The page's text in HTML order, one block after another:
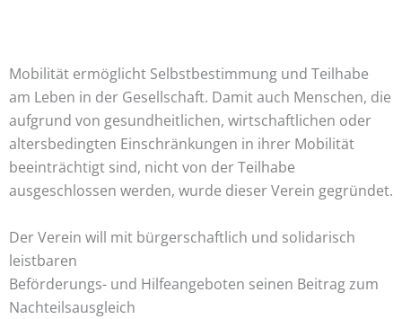
Mobilität ermöglicht Selbstbestimmung und Teilhabe
am Leben in der Gesellschaft. Damit auch Menschen, die
aufgrund von gesundheitlichen, wirtschaftlichen oder
altersbedingten Einschränkungen in ihrer Mobilität
beeinträchtigt sind, nicht von der Teilhabe
ausgeschlossen werden, wurde dieser Verein gegründet.
Der Verein will mit bürgerschaftlich und solidarisch
leistbaren
Beförderungs- und Hilfeangeboten seinen Beitrag zum
Nachteilsausgleich